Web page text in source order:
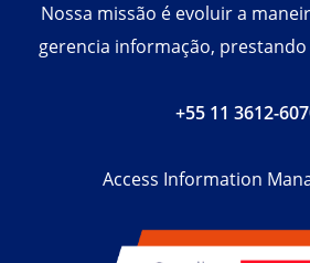
Nossa missão é evoluir a
gerencia informação,
+55 11 3612-
Access Information